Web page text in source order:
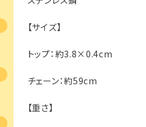
【サイズ】
トップ：約3.8×0.4cm
チェーン：約59cm
【重さ】